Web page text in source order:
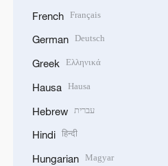
French Français
German Deutsch
Greek Ελληνικά
Hausa Hausa
Hebrew עברית
Hindi हिन्दी
Hungarian Magyar